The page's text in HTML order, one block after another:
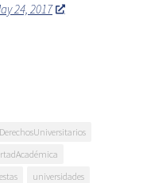
24, 2017
universidades